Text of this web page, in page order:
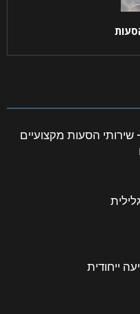
שירותי הסעות מקצועיים
ייחודית